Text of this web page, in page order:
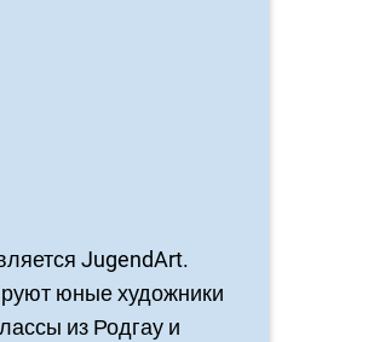
JugendArt.
юные художники
из Родгау и